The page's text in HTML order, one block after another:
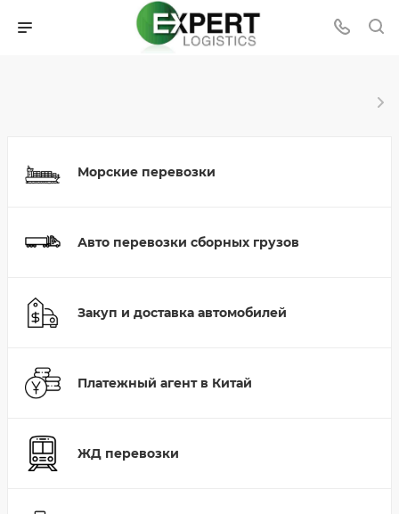
Морские перевозки
Авто перевозки сборных грузов
Закуп и доставка автомобилей
Платежный агент в Китай
ЖД перевозки